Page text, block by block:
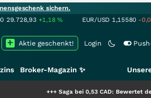
sichern.
29.728,93 +1,18% EUR/USD 1,15580 -
Login
Aktie geschenkt!
Broker-Magazin ✨
Saga bei 0,53 CAD: Bewertet der Markt